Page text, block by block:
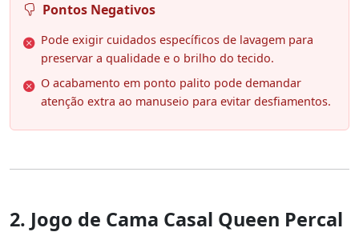
Pontos Negativos
Pode exigir cuidados específicos de lavagem para
preservar a qualidade e o brilho do tecido.
O acabamento em ponto palito pode demandar
atenção extra ao manuseio para evitar desfiamentos.
2. Jogo de Cama Casal Queen Percal